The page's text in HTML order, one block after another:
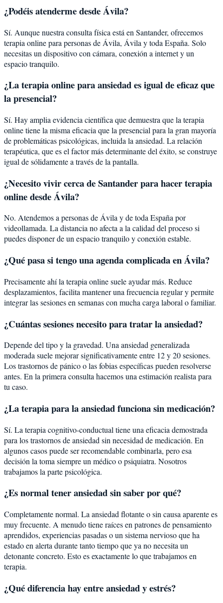
¿Podéis atenderme desdeÁvila?
Sí. Aunque nuestra consulta física está en Santander, ofrecemos
terapia online para personas de Ávila, Ávila y toda España. Solo
necesitas un dispositivo con cámara, conexión a internet y un
espacio tranquilo.
¿La terapia online paraansiedades igual de eficaz que
la presencial?
Sí. Hay amplia evidencia científica que demuestra que la terapia
online tiene la misma eficacia que la presencial para la gran mayoría
de problemáticas psicológicas, incluida la ansiedad. La relación
terapéutica, que es el factor más determinante del éxito, se construye
igual de sólidamente a través de la pantalla.
¿Necesito vivir cerca de Santander para hacer terapia
online desde Ávila?
No. Atendemos a personas de Ávila y de toda España por
videollamada. La distancia no afecta a la calidad del proceso si
puedes disponer de un espacio tranquilo y conexión estable.
¿Qué pasa si tengo una agenda complicada en Ávila?
Precisamente ahí la terapia online suele ayudar más. Reduce
desplazamientos, facilita mantener una frecuencia regular y permite
integrar las sesiones en semanas con mucha carga laboral o familiar.
¿Cuántas sesiones necesito para tratar la ansiedad?
Depende del tipo y la gravedad. Una ansiedad generalizada
moderada suele mejorar significativamente entre 12 y 20 sesiones.
Los trastornos de pánico o las fobias específicas pueden resolverse
antes. En la primera consulta hacemos una estimación realista para
tu caso.
¿La terapia para la ansiedad funciona sin medicación?
Sí. La terapia cognitivo-conductual tiene una eficacia demostrada
para los trastornos de ansiedad sin necesidad de medicación. En
algunos casos puede ser recomendable combinarla, pero esa
decisión la toma siempre un médico o psiquiatra. Nosotros
trabajamos la parte psicológica.
¿Es normal tener ansiedad sin saber por qué?
Completamente normal. La ansiedad flotante o sin causa aparente es
muy frecuente. A menudo tiene raíces en patrones de pensamiento
aprendidos, experiencias pasadas o un sistema nervioso que ha
estado en alerta durante tanto tiempo que ya no necesita un
detonante concreto. Esto es exactamente lo que trabajamos en
terapia.
¿Qué diferencia hay entre ansiedad y estrés?